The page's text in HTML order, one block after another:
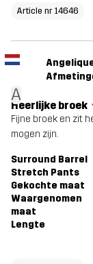
Article nr 14646
A
Heerlijke broek
Fijne broek en zit
mogen zijn.
Surround Barrel
Stretch Pants
Gekochte maat
Waargenomen
maat
Lengte